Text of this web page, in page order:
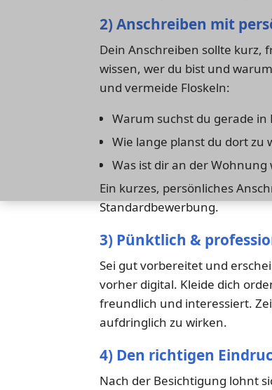
2) Anschreiben mit
Dein Anschreiben sollte kurz,
wissen, wer du bist und
und vermeide Floskeln:
Warum suchst du gerade in
Wie lange planst du dort zu
Was ist dir an der Wohnung
Ein kurzes, persönliches
Standardbewerbung.
3) Pünktlich &
Sei gut vorbereitet und
vorher digital. Kleide dich
freundlich und interessiert.
aufdringlich zu wirken.
4) Den richtigen
Nach der Besichtigung lohnt